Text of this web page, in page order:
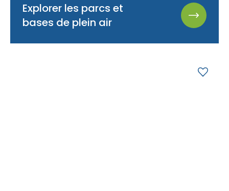
Explorer les parcs et
bases de plein air